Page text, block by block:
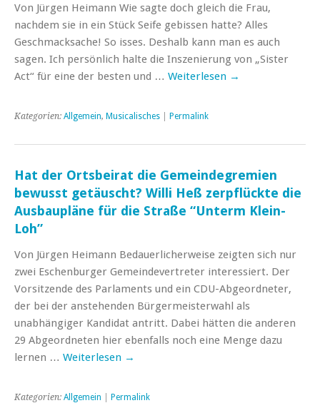
Von Jürgen Heimann Wie sagte doch gleich die Frau,
nachdem sie in ein Stück Seife gebissen hatte? Alles
Geschmacksache! So isses. Deshalb kann man es auch
sagen. Ich persönlich halte die Inszenierung von „Sister
Act“ für eine der besten und … Weiterlesen →
Kategorien: Allgemein, Musicalisches Permalink
Hat der Ortsbeirat die Gemeindegremien
bewusst getäuscht? Willi Heß zerpflückte die
Ausbaupläne für die Straße “Unterm Klein-
Loh”
Von Jürgen Heimann Bedauerlicherweise zeigten sich nur
zwei Eschenburger Gemeindevertreter interessiert. Der
Vorsitzende des Parlaments und ein CDU-Abgeordneter,
der bei der anstehenden Bürgermeisterwahl als
unabhängiger Kandidat antritt. Dabei hätten die anderen
29 Abgeordneten hier ebenfalls noch eine Menge dazu
lernen … Weiterlesen →
Kategorien: Allgemein Permalink